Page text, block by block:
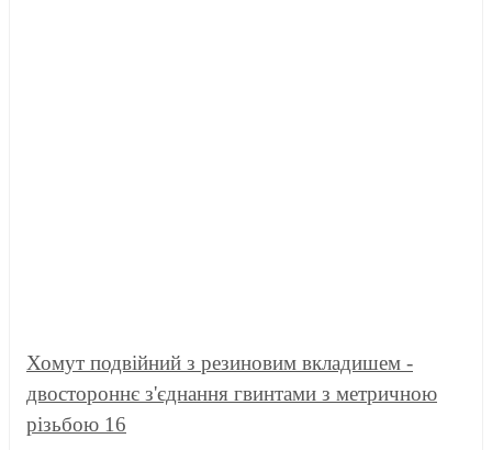
Хомут подвійний з резиновим вкладишем -
двостороннє з'єднання гвинтами з метричною
різьбою 16